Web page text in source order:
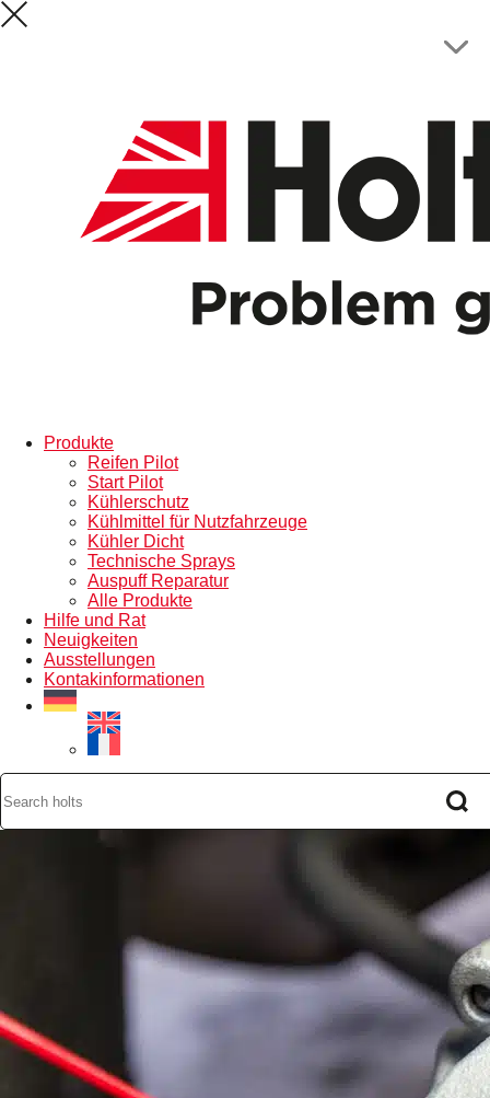
Produkte
Reifen Pilot
Start Pilot
Kühlerschutz
Kühlmittel für Nutzfahrzeuge
Kühler Dicht
Technische Sprays
Auspuff Reparatur
Alle Produkte
Hilfe und Rat
Neuigkeiten
Ausstellungen
Kontakinformationen